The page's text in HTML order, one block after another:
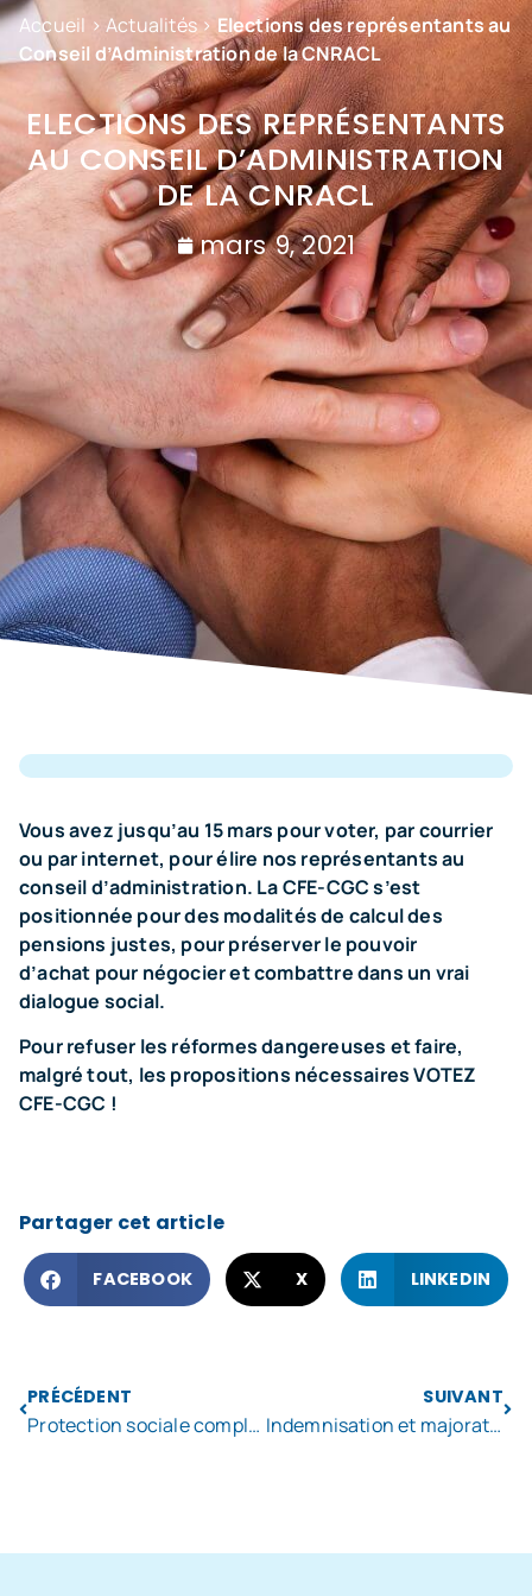
Accueil >Actualités>Elections des représentants au
Conseil d’Administration de la CNRACL
ELECTIONS DES REPRÉSENTANTS
AU CONSEIL D’ADMINISTRATION
DE LA CNRACL
mars 9, 2021
Vous avez jusqu’au 15 mars pour voter, par courrier
ou par internet, pour élire nos représentants au
conseil d’administration. La CFE-CGC s’est
positionnée pour des modalités de calcul des
pensions justes, pour préserver le pouvoir
d’achat pour négocier et combattre dans un vrai
dialogue social.
Pour refuser les réformes dangereuses et faire,
malgré tout, les propositions nécessaires VOTEZ
CFE-CGC !
Partager cet article
FACEBOOK X LINKEDIN
PRÉCÉDENT
Protection sociale complémentaire des agents publics
SUIVANT
Indemnisation et majoration exceptionnelle des heures supplémentaires